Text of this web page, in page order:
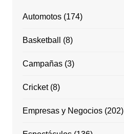
Automotos(174)
Basketball (8)
Campañas(3)
Cricket(8)
Empresas y Negocios(202)